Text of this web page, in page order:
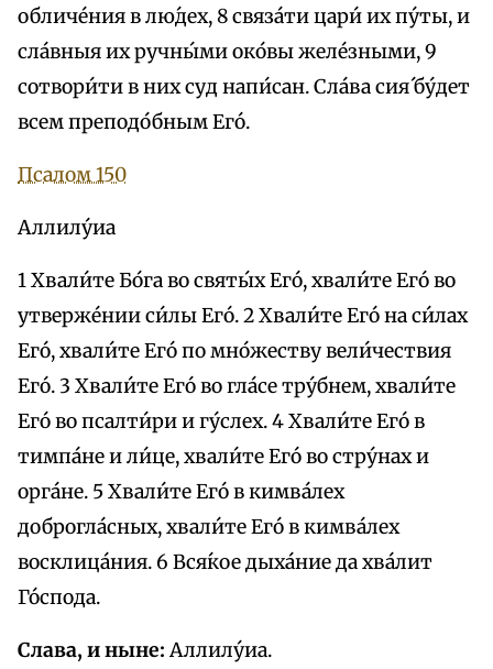
обличе́ния в лю́дех, 8 связа́ти цари́ их пу́ты, и
сла́вныя их ручны́ми око́вы желе́зными, 9
сотвори́ти в них суд напи́сан. Сла́ва сия́ бу́дет
всем преподо́бным Его́.
Псалом 150
Аллилу́иа
1 Хвали́те Бо́га во святы́х Его́, хвали́те Его́ во
утверже́нии си́лы Его́. 2 Хвали́те Его́ на си́лах
Его́, хвали́те Его́ по мно́жеству вели́чествия
Его́. 3 Хвали́те Его́ во гла́се тру́бнем, хвали́те
Его́ во псалти́ри и гу́слех. 4 Хвали́те Его́ в
тимпа́не и ли́це, хвали́те Его́ во стру́нах и
орга́не. 5 Хвали́те Его́ в кимва́лех
доброгла́сных, хвали́те Его́ в кимва́лех
восклица́ния. 6 Вся́кое дыха́ние да хва́лит
Го́спода.
Слава, и ныне:Аллилу́иа.